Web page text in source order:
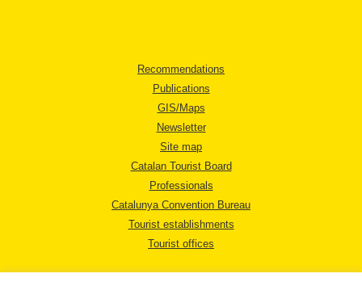
Recommendations
Publications
GIS/Maps
Newsletter
Site map
Catalan Tourist Board
Professionals
Catalunya Convention Bureau
Tourist establishments
Tourist offices